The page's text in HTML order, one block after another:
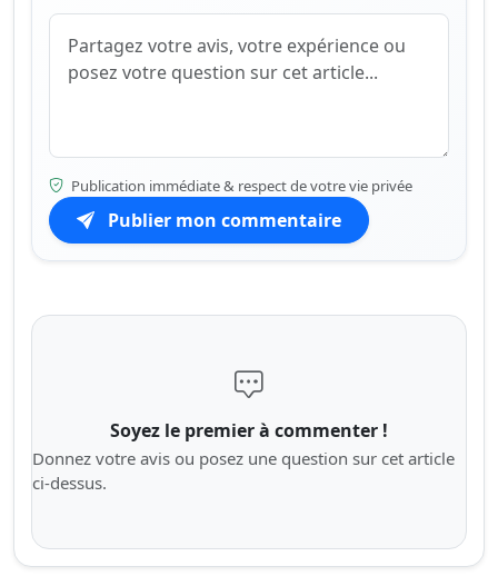
Publication immédiate & respect de votre vie privée
Publier mon commentaire
Soyez le premier à commenter !
Donnez votre avis ou posez une question sur cet article
ci-dessus.